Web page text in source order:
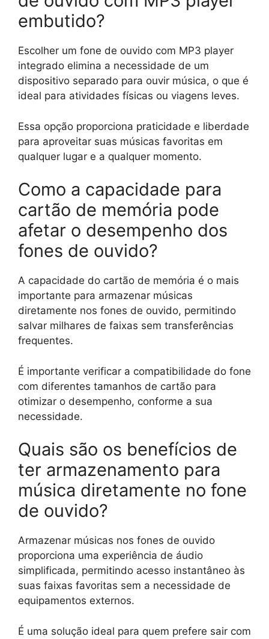
embutido?
Escolher um fone de ouvido com MP3 player
integrado elimina a necessidade de um
dispositivo separado para ouvir música, o que é
ideal para atividades físicas ou viagens leves.
Essa opção proporciona praticidade e liberdade
para aproveitar suas músicas favoritas em
qualquer lugar e a qualquer momento.
Como a capacidade para
cartão de memória pode
afetar o desempenho dos
fones de ouvido?
A capacidade do cartão de memória é o mais
importante para armazenar músicas
diretamente nos fones de ouvido, permitindo
salvar milhares de faixas sem transferências
frequentes.
É importante verificar a compatibilidade do fone
com diferentes tamanhos de cartão para
otimizar o desempenho, conforme a sua
necessidade.
Quais são os benefícios de
ter armazenamento para
música diretamente no fone
de ouvido?
Armazenar músicas nos fones de ouvido
proporciona uma experiência de áudio
simplificada, permitindo acesso instantâneo às
suas faixas favoritas sem a necessidade de
equipamentos externos.
É uma solução ideal para quem prefere sair com